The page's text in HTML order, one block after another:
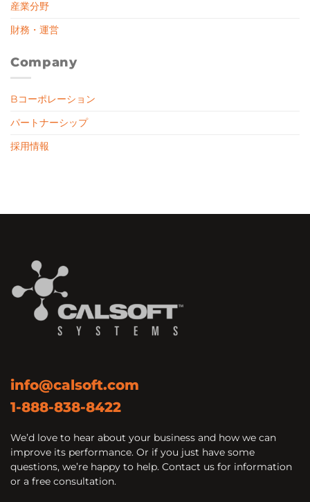
産業分野
財務・運営
Company
Bコーポレーション
パートナーシップ
採用情報
info@calsoft.com
1-888-838-8422
We’d love to hear about your business and how we can
improve its performance. Or if you just have some
questions, we’re happy to help. Contact us for information
or a free consultation.